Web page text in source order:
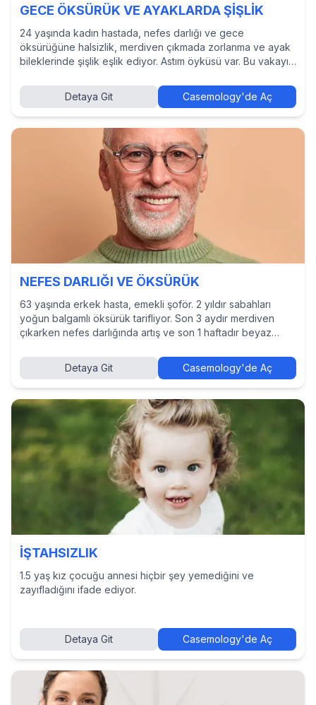
GECE ÖKSÜRÜK VE AYAKLARDA ŞİŞLİK
24 yaşında kadın hastada, nefes darlığı ve gece
öksürüğüne halsizlik, merdiven çıkmada zorlanma ve ayak
bileklerinde şişlik eşlik ediyor. Astım öyküsü var. Bu vakayı
hekimlerin kararlarını görmek için Casemology’de vakayı
keşfedin.
Detaya Git Casemology'de Aç
NEFES DARLIĞI VE ÖKSÜRÜK
63 yaşında erkek hasta, emekli şoför. 2 yıldır sabahları
yoğun balgamlı öksürük tarifliyor. Son 3 aydır merdiven
çıkarken nefes darlığında artış ve son 1 haftadır beyaz
Detaya Git
Casemology'de Aç
İŞTAHSIZLIK
1.5 yaş kız çocuğu annesi hiçbir şey yemediğini ve
zayıfladığını ifade ediyor.
Detaya Git Casemology'de Aç